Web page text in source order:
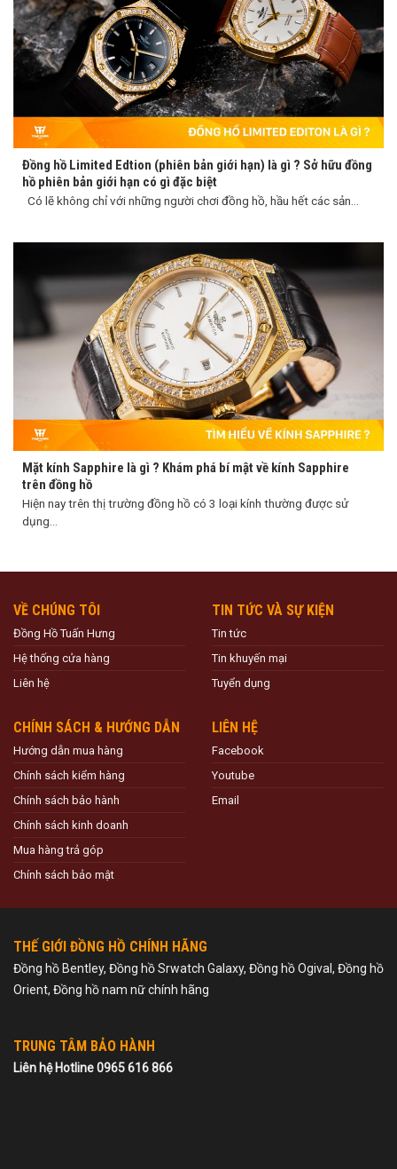
Đồng hồ Limited Edtion (phiên bản giới hạn) là gì ? Sở hữu đồng
hồ phiên bản giới hạn có gì đặc biệt
Có lẽ không chỉ với những người chơi đồng hồ, hầu hết các sản...
Mặt kính Sapphire là gì ? Khám phá bí mật về kính Sapphire
trên đồng hồ
Hiện nay trên thị trường đồng hồ có 3 loại kính thường được sử
dụng...
VỀ CHÚNG TÔI
Đồng Hồ Tuấn Hưng
Hệ thống cửa hàng
Liên hệ
TIN TỨC VÀ SỰ KIỆN
Tin tức
Tin khuyến mại
Tuyển dụng
CHÍNH SÁCH & HƯỚNG DẪN
Hướng dẫn mua hàng
Chính sách kiểm hàng
Chính sách bảo hành
Chính sách kinh doanh
Mua hàng trả góp
Chính sách bảo mật
LIÊN HỆ
Facebook
Youtube
Email
THẾ GIỚI ĐỒNG HỒ CHÍNH HÃNG
Đồng hồ Bentley, Đồng hồ Srwatch Galaxy, Đồng hồ Ogival, Đồng hồ
Orient, Đồng hồ nam nữ chính hãng
TRUNG TÂM BẢO HÀNH
Liên hệ Hotline 0965 616 866